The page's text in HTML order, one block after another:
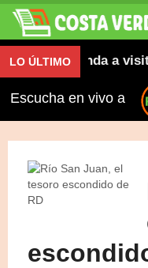
LO ÚLTIMO
recomienda a
Escucha en vivo a